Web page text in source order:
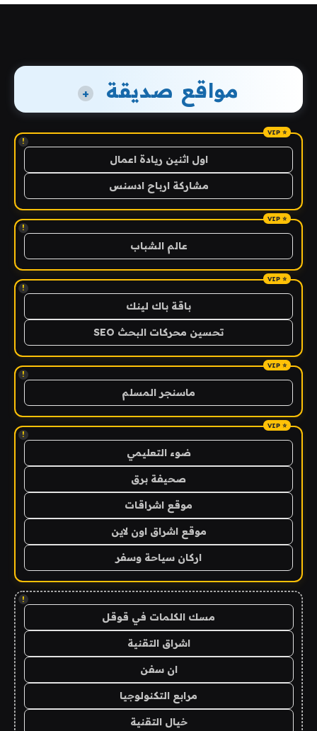
مواقع صديقة +
!
اول اثنين ريادة اعمال
مشاركة ارباح ادسنس
!
عالم الشباب
!
باقة باك لينك
تحسين محركات البحث SEO
!
ماسنجر المسلم
!
ضوء التعليمي
صحيفة برق
موقع اشراقات
موقع اشراق اون لاين
اركان سياحة وسفر
!
مسك الكلمات في قوقل
اشراق التقنية
ان سفن
مرابع التكنولوجيا
خيال التقنية